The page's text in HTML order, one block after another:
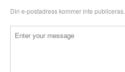
Din e-postadress kommer inte publiceras.
Kommentar